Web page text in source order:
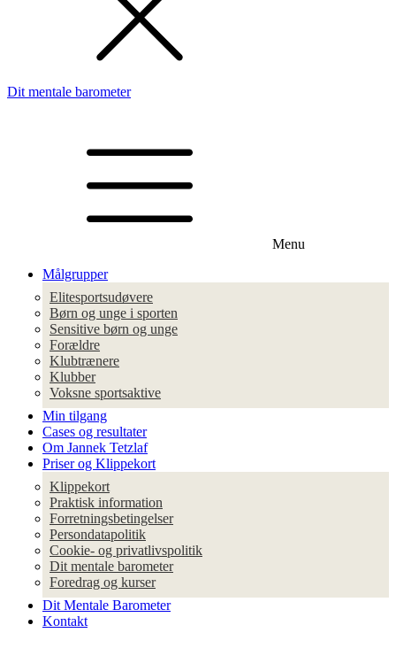
Dit mentale barometer
Menu
Målgrupper
Elitesportsudøvere
Børn og unge i sporten
Sensitive børn og unge
Forældre
Klubtrænere
Klubber
Voksne sportsaktive
Min tilgang
Cases og resultater
Om Jannek Tetzlaf
Priser og Klippekort
Klippekort
Praktisk information
Forretningsbetingelser
Persondatapolitik
Cookie- og privatlivspolitik
Dit mentale barometer
Foredrag og kurser
Dit Mentale Barometer
Kontakt